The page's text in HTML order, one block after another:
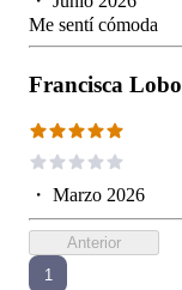
Me sentí cómoda
Francisca Lobo
・ Marzo 2026
Anterior
1